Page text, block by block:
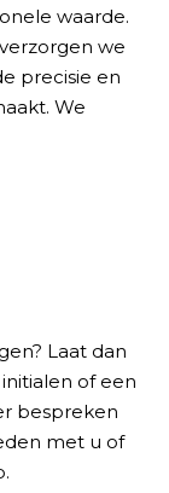
waarde.
verzorgen we
precisie en
We
Laat dan
of een
bespreken
met u of